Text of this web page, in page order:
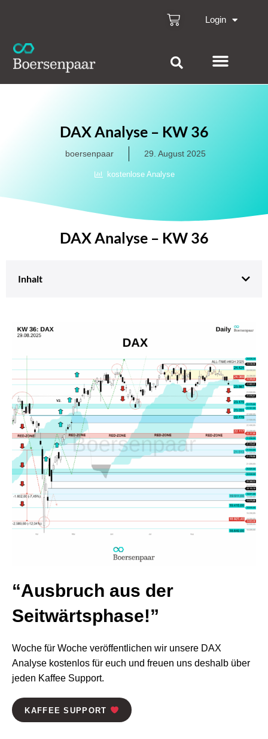
Login
DAX Analyse – KW 36
boersenpaar 29. August 2025
kostenlose Analyse
DAX Analyse – KW 36
Inhalt
“Ausbruch aus der
Seitwärtsphase!”
Woche für Woche veröffentlichen wir unsere DAX
Analyse kostenlos für euch und freuen uns deshalb über
jeden Kaffee Support.
KAFFEE SUPPORT